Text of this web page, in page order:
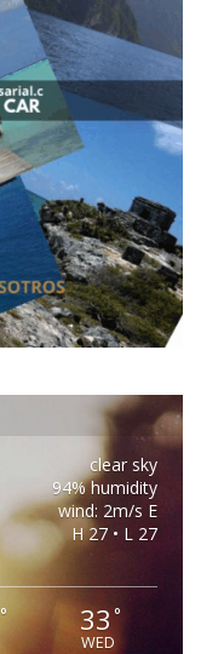
clear sky
94% humidity
wind: 2m/s E
H 27 • L 27
° 33°
WED